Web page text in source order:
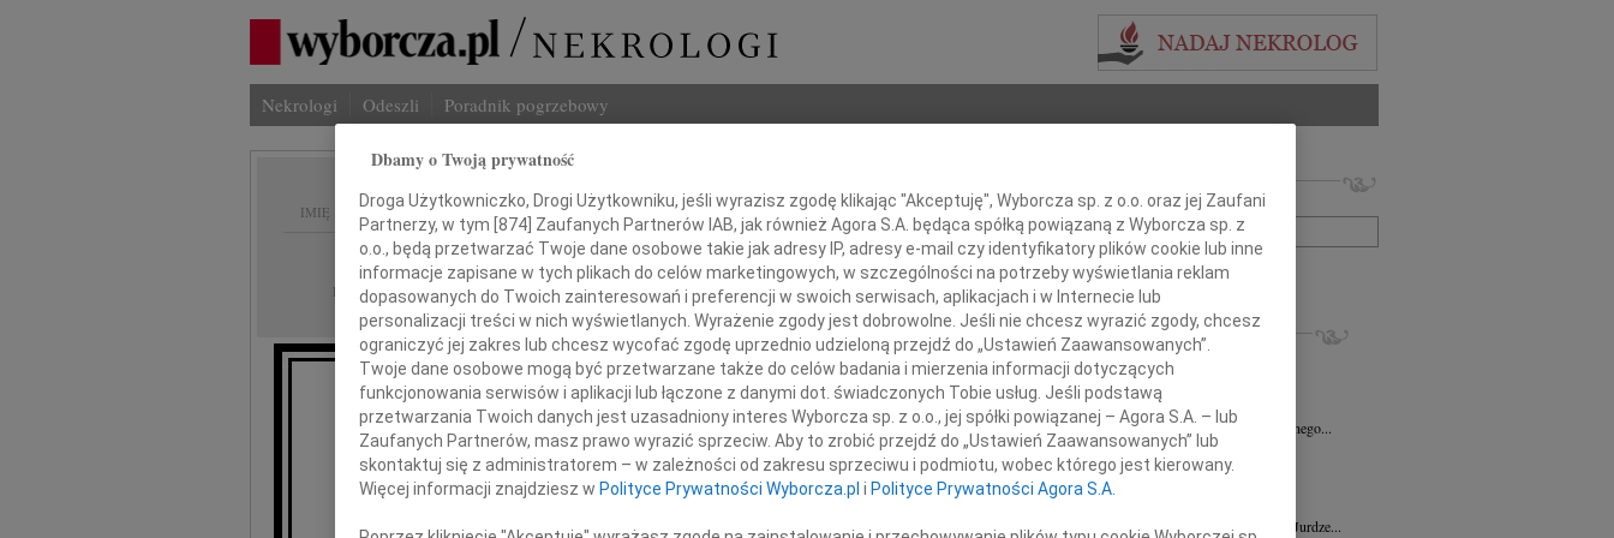
Nekrologi Odeszli Poradnik pogrzebowy
IMIĘ I NAZWISKO:
REGION: Zielona Góra
DATA EMISJI: 08.03.2017
Naszemu Koledze
Adamowi Biniszkiewiczowi
Imię i nazwisko lub numer ogłoszenia:
+ szukanie zaawansowane
INNE NEKROLOGI
29.07.2026Zielona Góra
Elżbiecie Nowak Członkowi Zarządu...
23.04.2026Zielona Góra
Pani Katarzynie Hegenbarth wyrazy serdecznego...
Roman Dybowski
05.03.2026
Odszedł niezmiernie wspaniały i życzliwy...
06.02.2026
Szanownemu Panu Doktorowi Szymonowi Jurdze...
Dbamy o Twoją prywatność
Droga Użytkowniczko, Drogi Użytkowniku, jeśli wyrazisz zgodę klikając "Akceptuję", Wyborcza sp. z o.o. oraz jej Zaufani
Partnerzy, w tym [874] Zaufanych Partnerów IAB, jak również Agora S.A. będąca spółką powiązaną z Wyborcza sp. z
o.o., będą przetwarzać Twoje dane osobowe takie jak adresy IP, adresy e-mail czy identyfikatory plików cookie lub inne
informacje zapisane w tych plikach do celów marketingowych, w szczególności na potrzeby wyświetlania reklam
dopasowanych do Twoich zainteresowań i preferencji w swoich serwisach, aplikacjach i w Internecie lub
personalizacji treści w nich wyświetlanych. Wyrażenie zgody jest dobrowolne. Jeśli nie chcesz wyrazić zgody, chcesz
ograniczyć jej zakres lub chcesz wycofać zgodę uprzednio udzieloną przejdź do „Ustawień Zaawansowanych”.
Twoje dane osobowe mogą być przetwarzane także do celów badania i mierzenia informacji dotyczących
funkcjonowania serwisów i aplikacji lub łączone z danymi dot. świadczonych Tobie usług. Jeśli podstawą
przetwarzania Twoich danych jest uzasadniony interes Wyborcza sp. z o.o., jej spółki powiązanej – Agora S.A. – lub
Zaufanych Partnerów, masz prawo wyrazić sprzeciw. Aby to zrobić przejdź do „Ustawień Zaawansowanych” lub
skontaktuj się z administratorem – w zależności od zakresu sprzeciwu i podmiotu, wobec którego jest kierowany.
Więcej informacji znajdziesz w Polityce Prywatności Wyborcza.pl i Polityce Prywatności Agora S.A.